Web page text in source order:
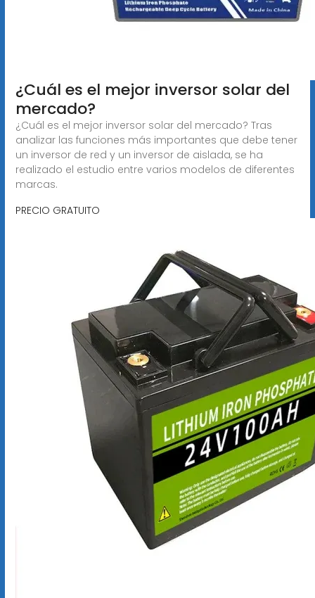
¿Cuál es el mejor inversor solar del
mercado?
¿Cuál es el mejor inversor solar del mercado? Tras
analizar las funciones más importantes que debe tener
un inversor de red y un inversor de aislada, se ha
realizado el estudio entre varios modelos de diferentes
marcas.
PRECIO GRATUITO